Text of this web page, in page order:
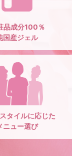
品成分100％
国産ジェル
タイルに応じた
ニュー選び